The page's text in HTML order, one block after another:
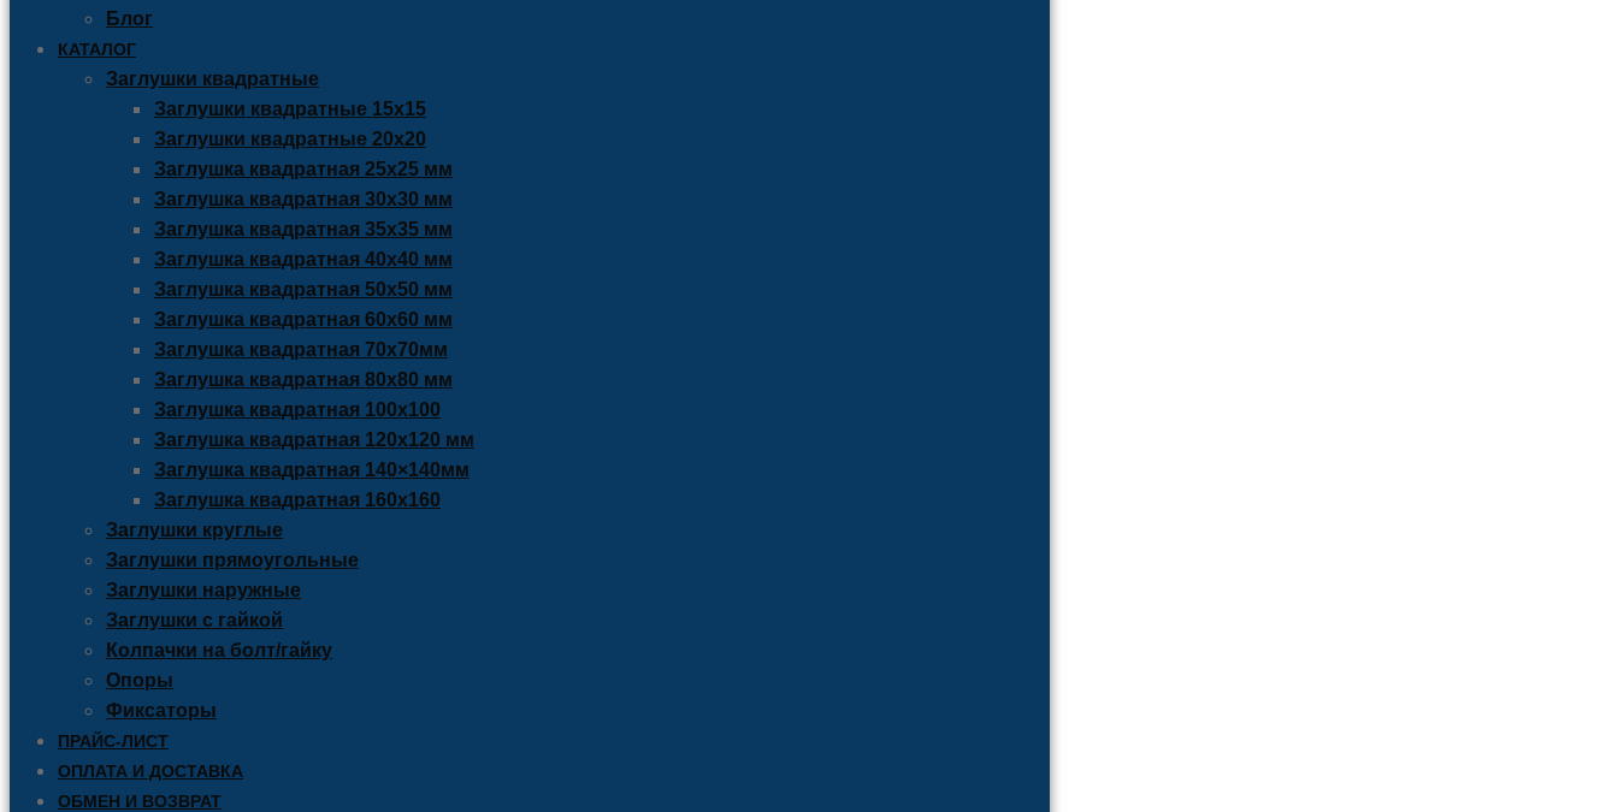
Блог
КАТАЛОГ
Заглушки квадратные
Заглушки квадратные 15х15
Заглушки квадратные 20х20
Заглушка квадратная 25х25 мм
Заглушка квадратная 30х30 мм
Заглушка квадратная 35х35 мм
Заглушка квадратная 40х40 мм
Заглушка квадратная 50х50 мм
Заглушка квадратная 60х60 мм
Заглушка квадратная 70х70мм
Заглушка квадратная 80х80 мм
Заглушка квадратная 100х100
Заглушка квадратная 120х120 мм
Заглушка квадратная 140×140мм
Заглушка квадратная 160х160
Заглушки круглые
Заглушки прямоугольные
Заглушки наружные
Заглушки с гайкой
Колпачки на болт/гайку
Опоры
Фиксаторы
ПРАЙС-ЛИСТ
ОПЛАТА И ДОСТАВКА
ОБМЕН И ВОЗВРАТ